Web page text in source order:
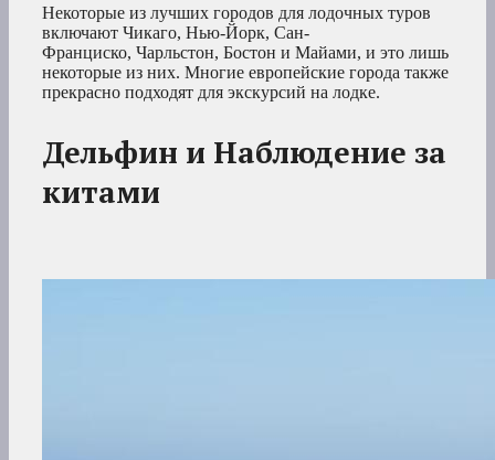
Некоторые из лучших городов для лодочных туров
включают Чикаго, Нью-Йорк, Сан-
Франциско, Чарльстон, Бостон и Майами, и это лишь
некоторые из них. Многие европейские города также
прекрасно подходят для экскурсий на лодке.
Дельфин и Наблюдение за
китами